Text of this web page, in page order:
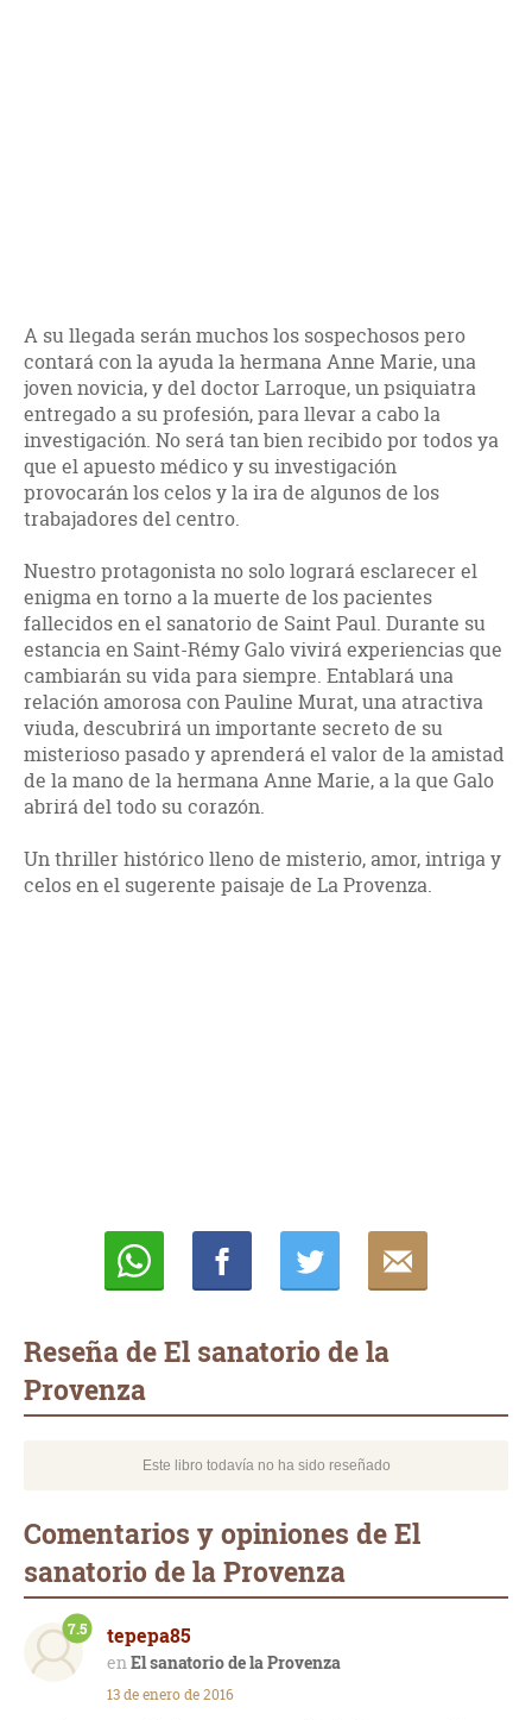
A su llegada serán muchos los sospechosos pero
contará con la ayuda la hermana Anne Marie, una
joven novicia, y del doctor Larroque, un psiquiatra
entregado a su profesión, para llevar a cabo la
investigación. No será tan bien recibido por todos ya
que el apuesto médico y su investigación
provocarán los celos y la ira de algunos de los
trabajadores del centro.
Nuestro protagonista no solo logrará esclarecer el
enigma en torno a la muerte de los pacientes
fallecidos en el sanatorio de Saint Paul. Durante su
estancia en Saint-Rémy Galo vivirá experiencias que
cambiarán su vida para siempre. Entablará una
relación amorosa con Pauline Murat, una atractiva
viuda, descubrirá un importante secreto de su
misterioso pasado y aprenderá el valor de la amistad
de la mano de la hermana Anne Marie, a la que Galo
abrirá del todo su corazón.
Un thriller histórico lleno de misterio, amor, intriga y
celos en el sugerente paisaje de La Provenza.
Reseña de El sanatorio de la
Provenza
Este libro todavía no ha sido reseñado
Comentarios y opiniones de El
sanatorio de la Provenza
tepepa85
El sanatorio de la Provenza
7.5
13 de enero de 2016